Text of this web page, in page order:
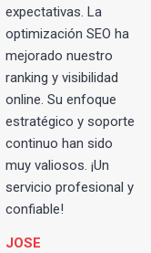
expectativas. La
optimización SEO ha
mejorado nuestro
ranking y visibilidad
online. Su enfoque
estratégico y soporte
continuo han sido
muy valiosos. ¡Un
servicio profesional y
confiable!
JOSE